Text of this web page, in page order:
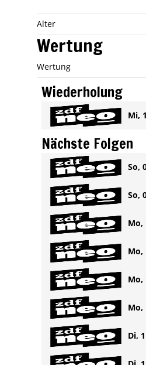
Alter
Wertung
Wertung
Wiederholung
Mi,
Nächste Folgen
So,
So,
Mo,
Mo,
Mo,
Mo,
Di,